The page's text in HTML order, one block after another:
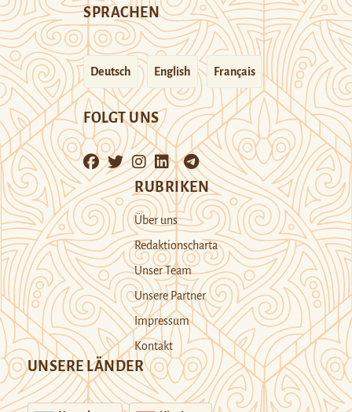
SPRACHEN
Deutsch English Français
FOLGT UNS
RUBRIKEN
Über uns
Redaktionscharta
Unser Team
Unsere Partner
Impressum
Kontakt
UNSERE LÄNDER